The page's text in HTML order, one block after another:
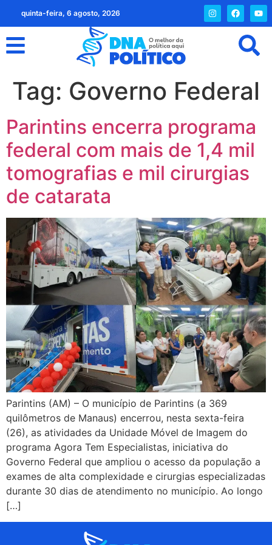
quinta-feira, 6 agosto, 2026
Tag: Governo Federal
Parintins encerra programa
federal com mais de 1,4 mil
tomografias e mil cirurgias
de catarata
Parintins (AM) – O município de Parintins (a 369
quilômetros de Manaus) encerrou, nesta sexta-feira
(26), as atividades da Unidade Móvel de Imagem do
programa Agora Tem Especialistas, iniciativa do
Governo Federal que ampliou o acesso da população a
exames de alta complexidade e cirurgias especializadas
durante 30 dias de atendimento no município. Ao longo
[…]